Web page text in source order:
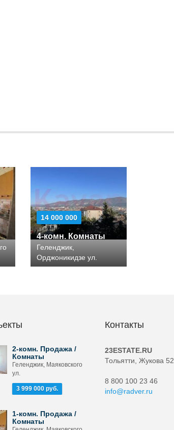
14 000 000
4-комн. Комнаты
Геленджик,
Орджоникидзе ул.
2-комн. Продажа /
Комнаты
Геленджик, Маяковского
ул.
3 999 000 руб.
1-комн. Продажа /
Комнаты
Контакты
23ESTATE.RU
Тольятти, Жукова 52
8 800 100 23 46
info@radver.ru